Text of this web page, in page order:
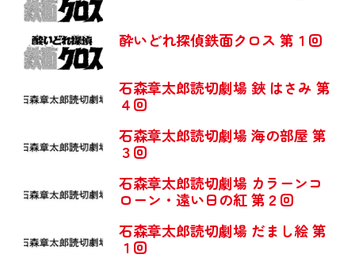
酔いどれ探偵鉄面クロス 第１回
石森章太郎読切劇場 鋏 はさみ 第
４回
石森章太郎読切劇場 海の部屋 第
３回
石森章太郎読切劇場 カラーンコ
ローン・遠い日の紅 第２回
石森章太郎読切劇場 だまし絵 第
１回